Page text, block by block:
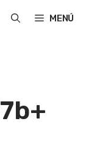
MENÚ
7b+